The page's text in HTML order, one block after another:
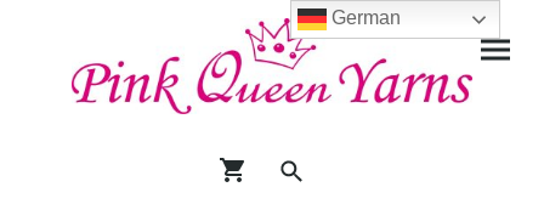
German